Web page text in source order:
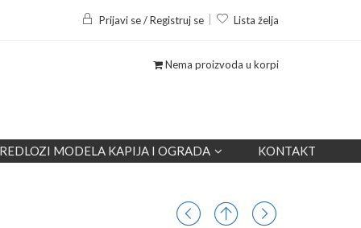
Prijavi se / Registruj se Lista želja
Nema proizvoda u korpi
MODELA KAPIJA I OGRADA KONTAKT